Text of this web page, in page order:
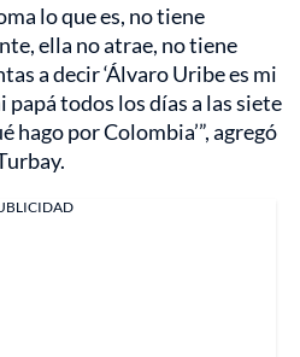
lo que es, no tiene
ella no atrae, no tiene
a decir ‘Álvaro Uribe es mi
papá todos los días a las siete
hago por Colombia’”, agregó